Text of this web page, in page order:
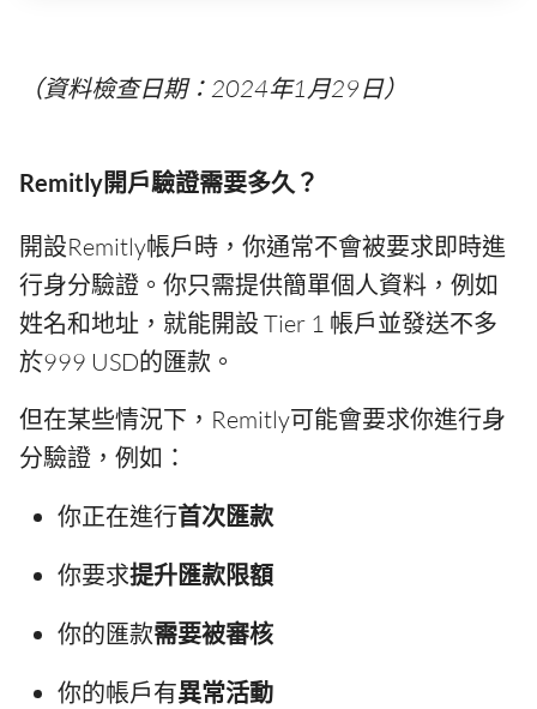
（資料檢查日期：2024年1月29日）
Remitly開戶驗證需要多久？
開設Remitly帳戶時，你通常不會被要求即時進
行身分驗證。你只需提供簡單個人資料，例如
姓名和地址，就能開設 Tier 1 帳戶並發送不多
於999 USD的匯款。
但在某些情況下，Remitly可能會要求你進行身
分驗證，例如：
你正在進行首次匯款
你要求提升匯款限額
你的匯款需要被審核
你的帳戶有異常活動